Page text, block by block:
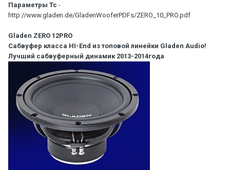
Параметры Тс -
http://www.gladen.de/GladenWooferPDFs/ZERO_10_PRO.pdf
Gladen ZERO 12PRO
Сабвуфер класса HI-End из топовой линейки Gladen Audio!
Лучший сабвуферный динамик 2013-2014года